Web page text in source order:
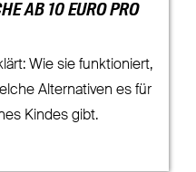
AB 10 EURO PRO
Wie sie funktioniert,
Alternativen es für
Kindes gibt.